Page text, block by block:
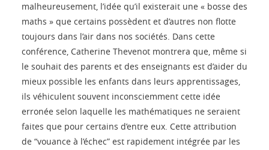
malheureusement, l’idée qu’il existerait une « bosse des
maths » que certains possèdent et d’autres non flotte
toujours dans l’air dans nos sociétés. Dans cette
conférence, Catherine Thevenot montrera que, même si
le souhait des parents et des enseignants est d’aider du
mieux possible les enfants dans leurs apprentissages,
ils véhiculent souvent inconsciemment cette idée
erronée selon laquelle les mathématiques ne seraient
faites que pour certains d’entre eux. Cette attribution
de “vouance à l’échec” est rapidement intégrée par les